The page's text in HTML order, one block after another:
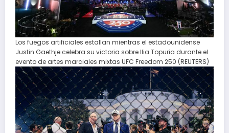
Los fuegos artificiales estallan mientras el estadounidense
Justin Gaethje celebra su victoria sobre Ilia Topuria durante el
evento de artes marciales mixtas UFC Freedom 250 (REUTERS)